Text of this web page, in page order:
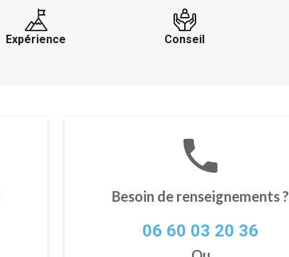
Expérience Conseil
phone
Besoin de renseignements ?
06 60 03 20 36